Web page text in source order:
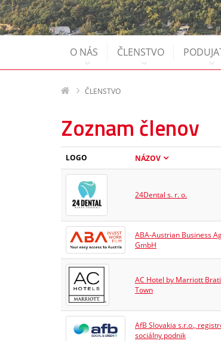
O NÁS ČLENSTVO
ČLENSTVO
Zoznam členov
LOGO NÁZOV
24Dental s. r. o.
ABA-Austrian Business
GmbH
AC Hotel by Marriott
Town
AfB Slovakia s.r.o.,
sociálny podnik